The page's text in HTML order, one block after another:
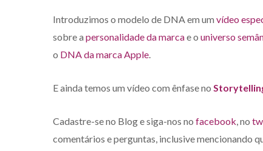
Introduzimos o modelo de DNA em um vídeo
sobre a personalidade da marcae o universo
o DNA da marca Apple.
E ainda temos um vídeo com ênfase no
Cadastre-se no Blog e siga-nos no facebook, no
comentários e perguntas, inclusive mencionando